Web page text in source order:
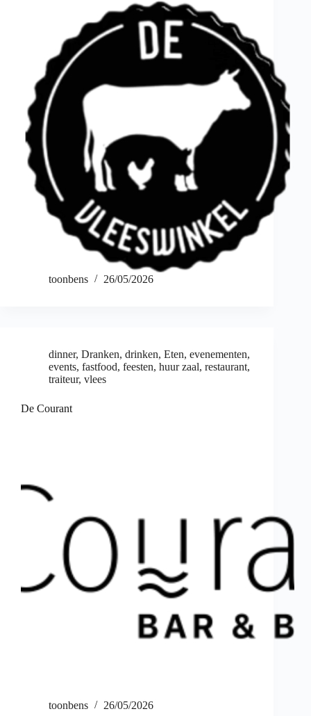
toonbens 26/05/2026
dinner, Dranken, drinken, Eten, evenementen,
events, fastfood, feesten, huur zaal, restaurant,
traiteur, vlees
De Courant
toonbens 26/05/2026